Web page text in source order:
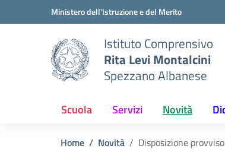
Vai ai contenuti
Vai al menu di navigazioneMinistero dell'Istruzione e del Merito
Istituto Comprensivo
Rita Levi Montalcini
Spezzano Albanese
Scuola Servizi Novità
Home Novità Disposizione